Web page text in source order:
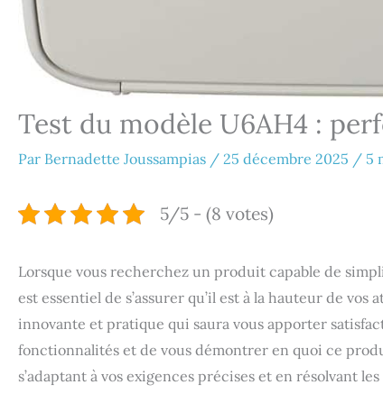
Test du modèle U6AH4 :
Par Bernadette Joussampias / 25 décembre 2025 / 5
5/5 - (8 votes)
Lorsque vous recherchez un produit capable de
est essentiel de s’assurer qu’il est à la hauteur de
innovante et pratique qui saura vous apporter
fonctionnalités et de vous démontrer en quoi ce
s’adaptant à vos exigences précises et en résolvant